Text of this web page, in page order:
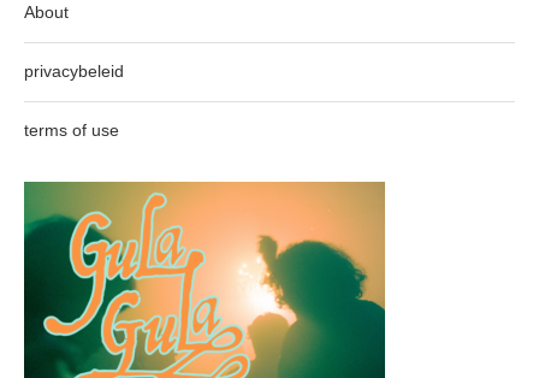
About
privacybeleid
terms of use